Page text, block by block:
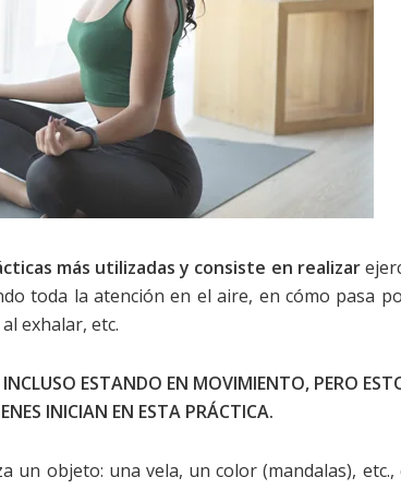
más utilizadas y consiste en realizar
toda la atención en el aire, en cómo pasa
exhalar, etc.
ESTANDO EN MOVIMIENTO, PERO
INICIAN EN ESTA PRÁCTICA.
un objeto: una vela, un color (mandalas), etc.,